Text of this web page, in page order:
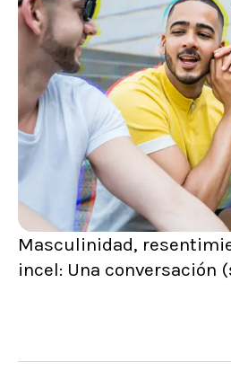
Masculinidad,
incel: Una conversación